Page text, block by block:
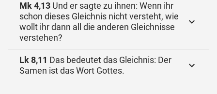
Mk 4,13 Und er sagte zu ihnen: Wenn ihr
schon dieses Gleichnis nicht versteht, wie
wollt ihr dann all die anderen Gleichnisse
verstehen?
Lk 8,11 Das bedeutet das Gleichnis: Der
Samen ist das Wort Gottes.